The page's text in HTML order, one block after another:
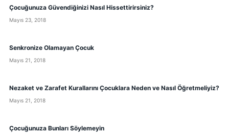
Çocuğunuza Güvendiğinizi Nasıl Hissettirirsiniz?
Mayıs 23, 2018
Senkronize Olamayan Çocuk
Mayıs 21, 2018
Nezaket ve Zarafet Kurallarını Çocuklara Neden ve Nasıl Öğretmeliyiz?
Mayıs 21, 2018
Çocuğunuza Bunları Söylemeyin